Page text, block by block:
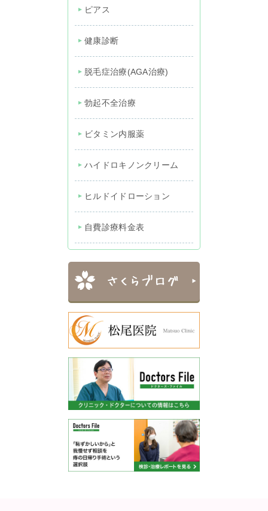
ピアス
健康診断
脱毛症治療(AGA治療)
勃起不全治療
ビタミン内服薬
ハイドロキノンクリーム
ヒルドイドローション
自費診療料金表